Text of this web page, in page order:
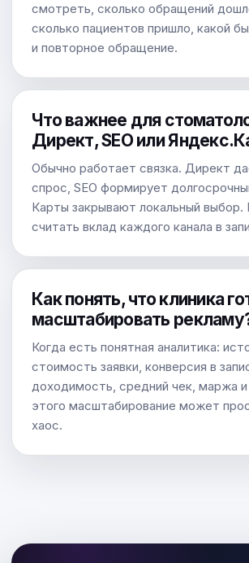
смотреть, сколько обращений
сколько пациентов пришло, какой
и повторное обращение.
Что важнее для
Директ, SEO или
Обычно работает связка. Директ
спрос, SEO формирует
Карты закрывают локальный выбор.
считать вклад каждого канала в
Как понять, что клиника
масштабировать
Когда есть понятная аналитика:
стоимость заявки, конверсия в
доходимость, средний чек, маржа и
этого масштабирование может
хаос.